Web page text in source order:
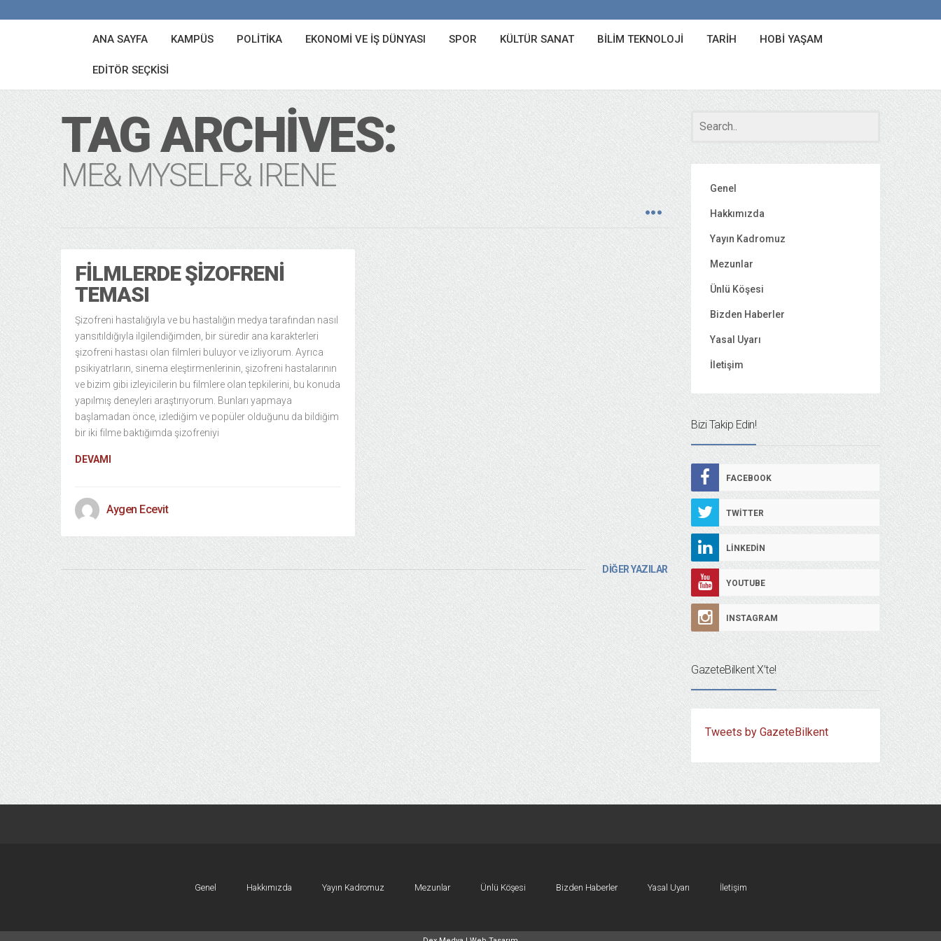
ANA SAYFA KAMPÜS POLITIKA EKONOMI VE İŞ DÜNYASI SPOR KÜLTÜR SANAT BILIM TEKNOLOJI TARIH HOBI YAŞAM
EDITÖR SEÇKISI
TAG ARCHIVES:
ME& MYSELF& IRENE
FILMLERDE ŞIZOFRENI
TEMASI
Şizofreni hastalığıyla ve bu hastalığın medya tarafından nasıl
yansıtıldığıyla ilgilendiğimden, bir süredir ana karakterleri
şizofreni hastası olan filmleri buluyor ve izliyorum. Ayrıca
psikiyatrların, sinema eleştirmenlerinin, şizofreni hastalarının
ve bizim gibi izleyicilerin bu filmlere olan tepkilerini, bu konuda
yapılmış deneyleri araştırıyorum. Bunları yapmaya
başlamadan önce, izlediğim ve popüler olduğunu da bildiğim
bir iki filme baktığımda şizofreniyi
DEVAMI
Aygen Ecevit
DİĞER YAZILAR
Genel
Hakkımızda
Yayın Kadromuz
Mezunlar
Ünlü Köşesi
Bizden Haberler
Yasal Uyarı
İletişim
Bizi Takip Edin!
FACEBOOK
TWITTER
LINKEDIN
YOUTUBE
INSTAGRAM
GazeteBilkent X’te!
Tweets by GazeteBilkent
Genel Hakkımızda Yayın Kadromuz Mezunlar Ünlü Köşesi Bizden Haberler Yasal Uyarı İletişim